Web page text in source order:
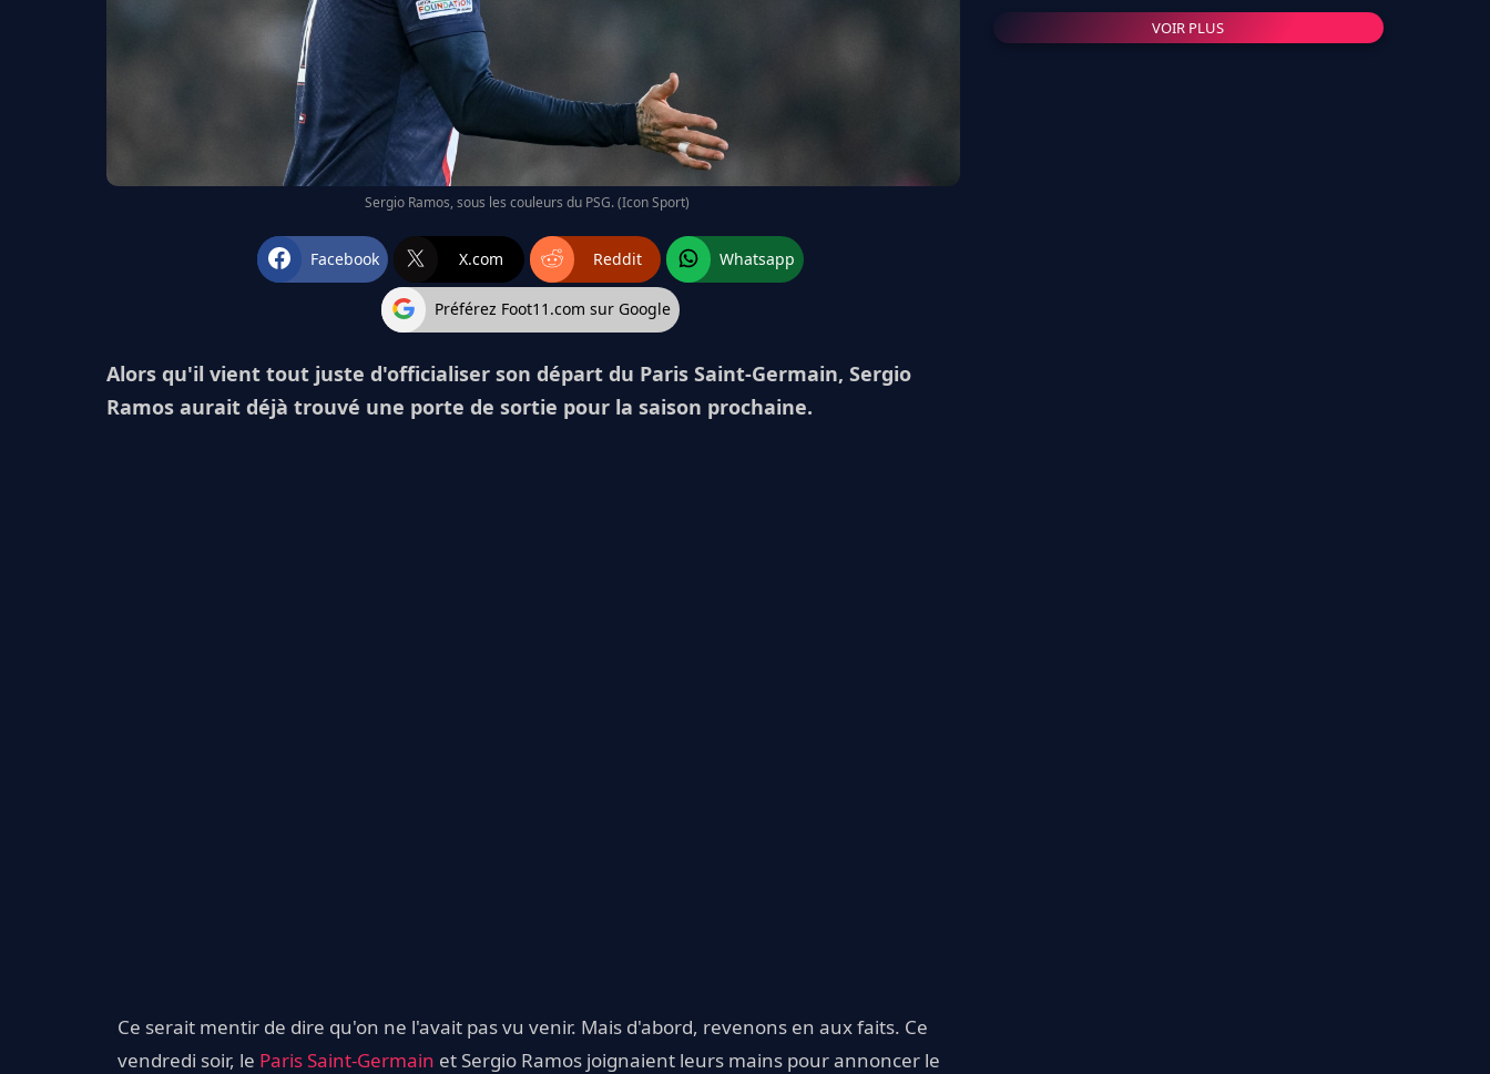
Sergio Ramos, sous les couleurs du PSG. (Icon Sport)
Facebook X.com Reddit Whatsapp
Préférez Foot11.com sur Google
Alors qu'il vient tout juste d'officialiser son départ du Paris Saint-Germain, Sergio
Ramos aurait déjà trouvé une porte de sortie pour la saison prochaine.
Ce serait mentir de dire qu'on ne l'avait pas vu venir. Mais d'abord, revenons en aux faits. Ce
vendredi soir, le Paris Saint-Germain et Sergio Ramos joignaient leurs mains pour annoncer le
VOIR PLUS